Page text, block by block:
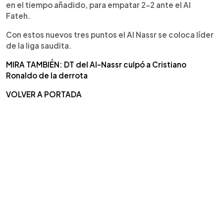
en el tiempo añadido, para empatar 2-2 ante el Al
Fateh.
Con estos nuevos tres puntos el Al Nassr se coloca líder
de la liga saudita.
MIRA TAMBIÉN: DT del Al-Nassr culpó a Cristiano
Ronaldo de la derrota
VOLVER A PORTADA